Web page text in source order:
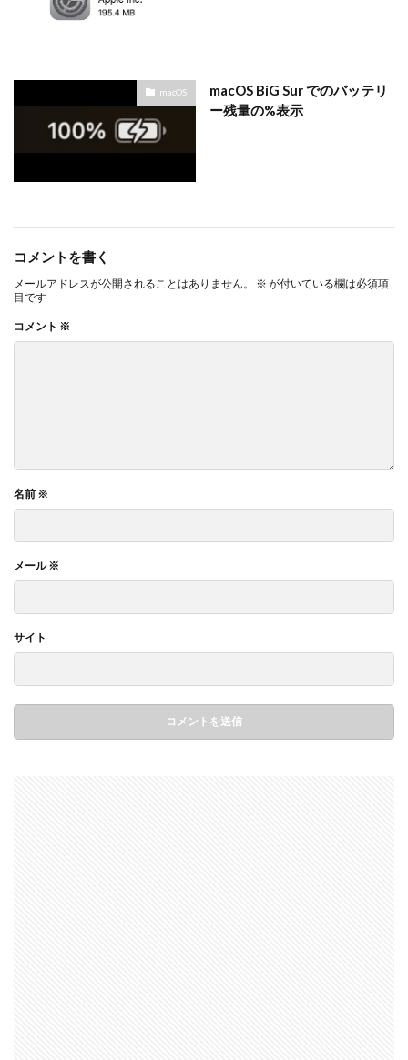
macOS
macOS BiG Sur でのバッテリ
ー残量の%表示
コメントを書く
メールアドレスが公開されることはありません。 ※ が付いている欄は必須項
目です
コメント ※
名前 ※
メール※
サイト